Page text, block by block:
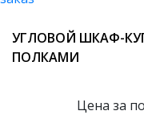
УГЛОВОЙ ШКАФ-
ПОЛКАМИ
Цена за